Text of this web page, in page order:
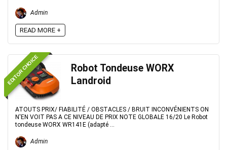
Admin
READ MORE +
EDITOR CHOICE
Robot Tondeuse WORX
Landroid
ATOUTS PRIX/ FIABILITÉ / OBSTACLES / BRUIT INCONVÉNIENTS ON
N'EN VOIT PAS A CE NIVEAU DE PRIX NOTE GLOBALE 16/20 Le Robot
tondeuse WORX WR141E (adapté ...
Admin